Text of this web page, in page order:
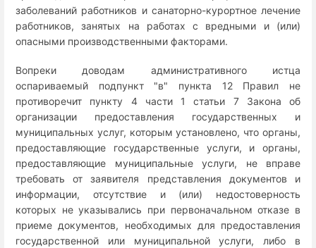
заболеваний работников и санаторно-курортное лечение
работников, занятых на работах с вредными и (или)
опасными производственными факторами.
Вопреки доводам административного истца
оспариваемый подпункт "в" пункта 12 Правил не
противоречит пункту 4 части 1 статьи 7 Закона об
организации предоставления государственных и
муниципальных услуг, которым установлено, что органы,
предоставляющие государственные услуги, и органы,
предоставляющие муниципальные услуги, не вправе
требовать от заявителя представления документов и
информации, отсутствие и (или) недостоверность
которых не указывались при первоначальном отказе в
приеме документов, необходимых для предоставления
государственной или муниципальной услуги, либо в